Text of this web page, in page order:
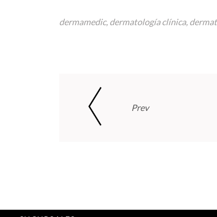
dermamedic, dermatología clínica,
Prev